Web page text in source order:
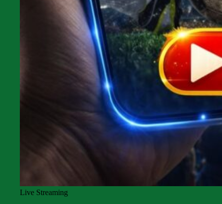
Live Streaming